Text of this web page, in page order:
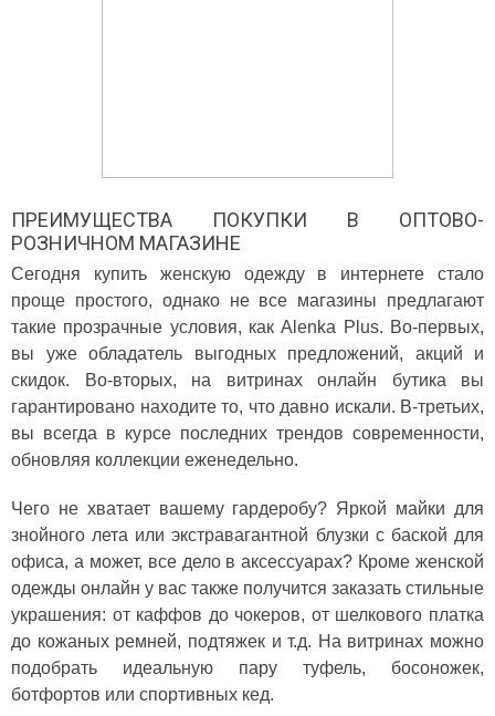
ПРЕИМУЩЕСТВА ПОКУПКИ В ОПТОВО-
РОЗНИЧНОМ МАГАЗИНЕ
Сегодня купить женскую одежду в интернете стало
проще простого, однако не все магазины предлагают
такие прозрачные условия, как Alenka Plus. Во-первых,
вы уже обладатель выгодных предложений, акций и
скидок. Во-вторых, на витринах онлайн бутика вы
гарантировано находите то, что давно искали. В-третьих,
вы всегда в курсе последних трендов современности,
обновляя коллекции еженедельно.
Чего не хватает вашему гардеробу? Яркой майки для
знойного лета или экстравагантной блузки с баской для
офиса, а может, все дело в аксессуарах? Кроме женской
одежды онлайн у вас также получится заказать стильные
украшения: от каффов до чокеров, от шелкового платка
до кожаных ремней, подтяжек и т.д. На витринах можно
подобрать идеальную пару туфель, босоножек,
ботфортов или спортивных кед.